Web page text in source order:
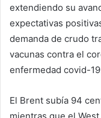
extendiendo su
expectativas
demanda de crudo
vacunas contra el
enfermedad covid-
El Brent subía 94